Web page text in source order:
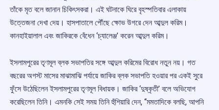
তাঁকে মৃত বলে জানান চিকিৎসকরা। এই ঘটনাকে ঘিরে বৃহস্পতিবার এলাকায়
উত্তেজনা দেখা দেয়। হাসপাতালে পৌঁছে ক্ষোভ উগরে দেন আব্দুল করিম।
কানহাইয়ালাল এবং জাকিরকে বেঁধেন ‘চ্যালেঞ্জ’ করেন আব্দুল করিম।
ইসলামপুরের তৃণমূল ব্লক সভাপতির সঙ্গে আব্দুল করিমের বিরোধ নতুন নয়। গত
বছরের অগস্ট মাসের মাঝামাঝি পর্যায়ে জাকির ব্লক সভাপতি হওয়ার পর একই সুরে
ফুঁসে উঠেছিলেন ইসলামপুরের তৃণমূল বিধায়ক। জাকির ‘দুষ্কৃতী’ বলে অভিযোগ
করেছিলেন তিনি। এমনকি সেই সময় তিনি হুঁশিয়ারি দেন, ‘‘মমতাদিকে বলছি, আপনি